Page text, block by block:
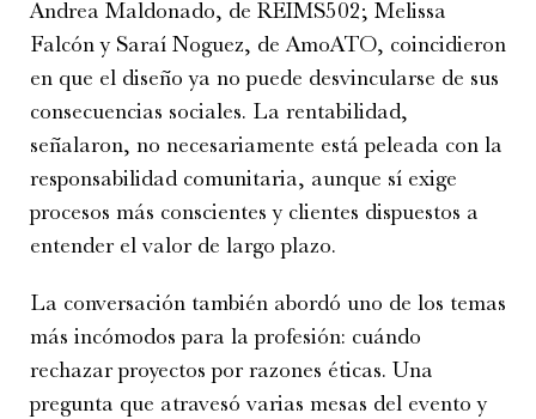
Andrea Maldonado, de REIMS502; Melissa
Falcón y Saraí Noguez, de AmoATO, coincidieron
en que el diseño ya no puede desvincularse de sus
consecuencias sociales. La rentabilidad,
señalaron, no necesariamente está peleada con la
responsabilidad comunitaria, aunque sí exige
procesos más conscientes y clientes dispuestos a
entender el valor de largo plazo.
La conversación también abordó uno de los temas
más incómodos para la profesión: cuándo
rechazar proyectos por razones éticas. Una
pregunta que atravesó varias mesas del evento y